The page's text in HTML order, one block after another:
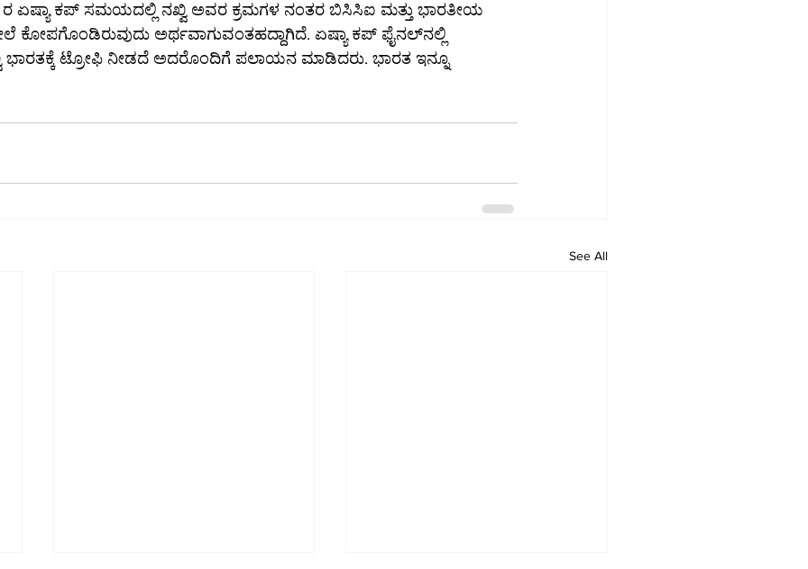
ಏಷ್ಯಾ ಕಪ್ ಸಮಯದಲ್ಲಿ ನಖ್ವಿ ಅವರ ಕ್ರಮಗಳ ನಂತರ ಬಿಸಿಸಿಐ ಮತ್ತು ಭಾರತೀಯ
ಅರ್ಥವಾಗುವಂತಹದ್ದಾಗಿದೆ. ಏಷ್ಯಾ ಕಪ್ ಫೈನಲ್‌ನಲ್ಲಿ
ಟ್ರೋಫಿ ನೀಡದೆ ಅದರೊಂದಿಗೆ ಪಲಾಯನ ಮಾಡಿದರು. ಭಾರತ ಇನ್ನೂ
See All